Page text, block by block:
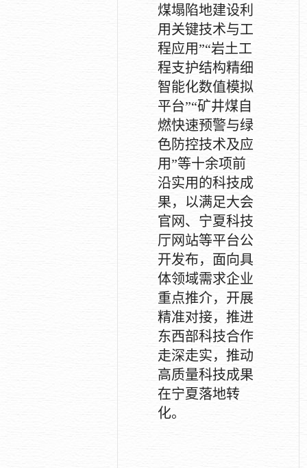
煤塌陷地建设利
用关键技术与工
程应用”“岩土工
程支护结构精细
智能化数值模拟
平台”“矿井煤自
燃快速预警与绿
色防控技术及应
用”等十余项前
沿实用的科技成
果，以满足大会
官网、宁夏科技
厅网站等平台公
开发布，面向具
体领域需求企业
重点推介，开展
精准对接，推进
东西部科技合作
走深走实，推动
高质量科技成果
在宁夏落地转
化。